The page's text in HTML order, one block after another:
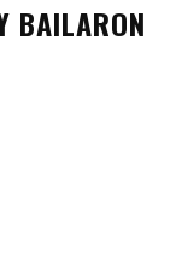
BAILARON